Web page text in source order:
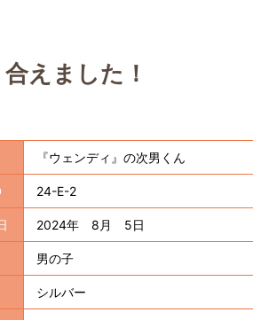
えました！
『ウェンディ』の次男くん
24-E-2
2024年 8月 5日
男の子
シルバー